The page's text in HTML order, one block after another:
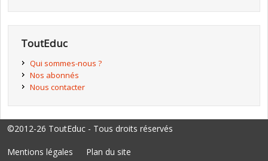
ToutEduc
Qui sommes-nous ?
Nos abonnés
Nous contacter
©2012-26 ToutEduc - Tous droits réservés
Mentions légales Plan du site